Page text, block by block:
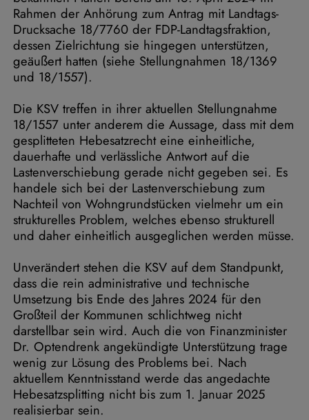
Rahmen der Anhörung zum Antrag mit Landtags-
Drucksache 18/7760 der FDP-Landtagsfraktion,
dessen Zielrichtung sie hingegen unterstützen,
geäußert hatten (siehe Stellungnahmen 18/1369
und 18/1557).
Die KSV treffen in ihrer aktuellen Stellungnahme
18/1557 unter anderem die Aussage, dass mit dem
gesplitteten Hebesatzrecht eine einheitliche,
dauerhafte und verlässliche Antwort auf die
Lastenverschiebung gerade nicht gegeben sei. Es
handele sich bei der Lastenverschiebung zum
Nachteil von Wohngrundstücken vielmehr um ein
strukturelles Problem, welches ebenso strukturell
und daher einheitlich ausgeglichen werden müsse.
Unverändert stehen die KSV auf dem Standpunkt,
dass die rein administrative und technische
Umsetzung bis Ende des Jahres 2024 für den
Großteil der Kommunen schlichtweg nicht
darstellbar sein wird. Auch die von Finanzminister
Dr. Optendrenk angekündigte Unterstützung trage
wenig zur Lösung des Problems bei. Nach
aktuellem Kenntnisstand werde das angedachte
Hebesatzsplitting nicht bis zum 1. Januar 2025
realisierbar sein.